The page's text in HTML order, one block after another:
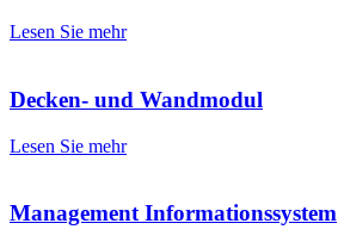
Lesen Sie mehr
Decken- und Wandmodul
Lesen Sie mehr
Management Informationssystem